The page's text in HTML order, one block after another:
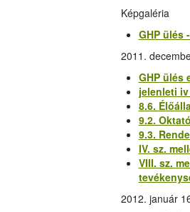
Képgaléria
GHP ülés
2011.
GHP ülés
jelenleti iv
8.6.
9.2.
9.3.
IV. sz.
VIII. sz.
2012. január